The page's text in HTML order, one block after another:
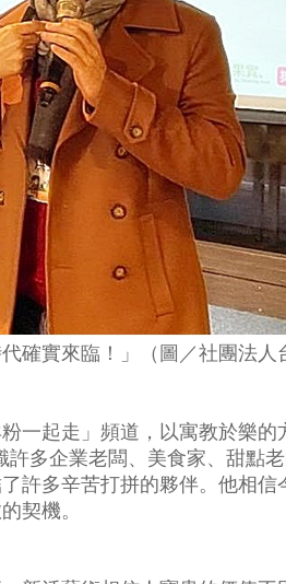
確實來臨！」（圖／社團法人
一起走」頻道，以寓教於樂
多企業老闆、美食家、甜點
許多辛苦打拼的夥伴。他相
契機。